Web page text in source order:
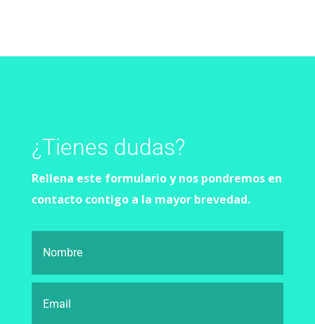
¿Tienes dudas?
Rellena este formulario y nos pondremos en
contacto contigo a la mayor brevedad.